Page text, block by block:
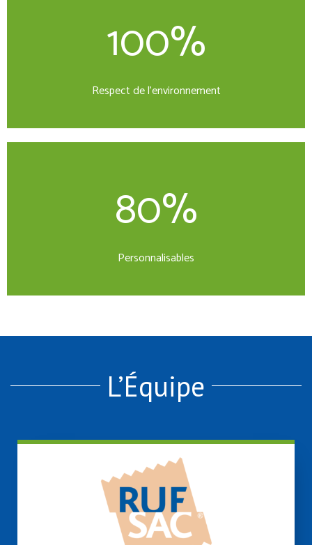
100%
Respect de l’environnement
80%
Personnalisables
L’Équipe